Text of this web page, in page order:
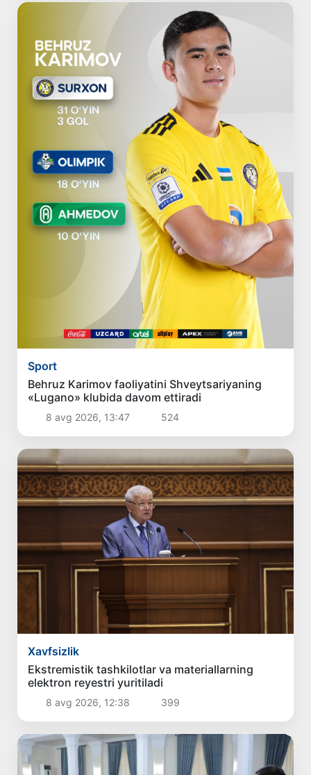
Sport
Behruz Karimov faoliyatini Shveytsariyaning
«Lugano» klubida davom ettiradi
8 avg 2026, 13:47 524
Xavfsizlik
Ekstremistik tashkilotlar va materiallarning
elektron reyestri yuritiladi
8 avg 2026, 12:38 399